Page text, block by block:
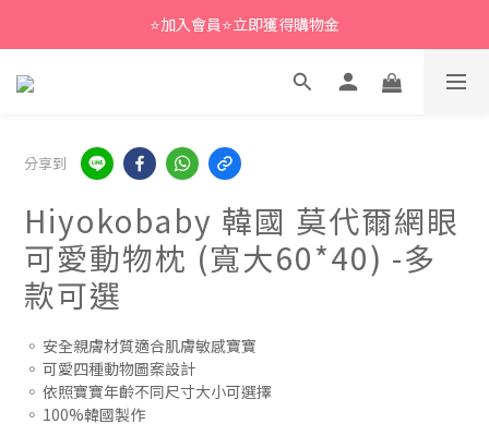
⭐加入會員⭐立即獲得購物金
分享到
Hiyokobaby 韓國 莫代爾網眼
可愛動物枕 (寬大60*40) -多
款可選
◦ 安全親膚材質適合肌膚敏感寶寶
◦ 可愛四種動物圖案設計
◦ 依照寶寶年齡不同尺寸大小可選擇
◦ 100%韓國製作